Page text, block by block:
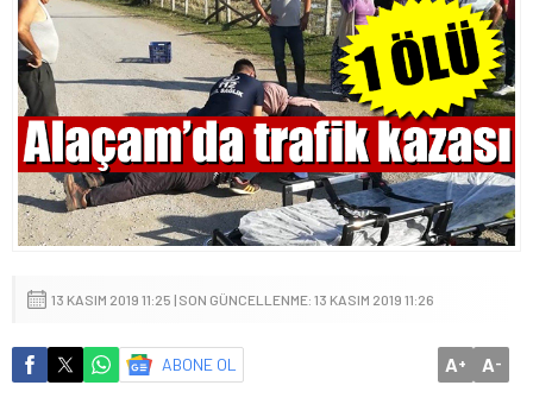
13 KASIM 2019 11:25 | SON GÜNCELLENME: 13 KASIM 2019 11:26
ABONE OL A+ A-